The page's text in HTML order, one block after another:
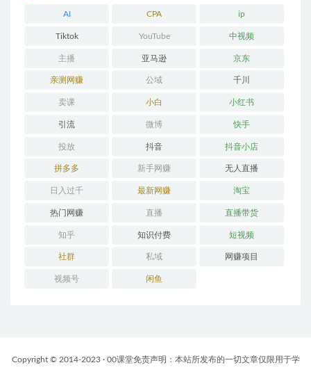
AI CPA ip
Tiktok YouTube 中视频
主播 亚马逊 京东
亲测网赚 公域 千川
卖课 小白 小红书
引流 微博 快手
投放 抖音 抖音小店
拼多多 新手网赚 无人直播
日入过千 最新网赚 淘宝
热门网赚 直播 直播带货
知乎 知识付费 短视频
社群 私域 网赚项目
视频号 闲鱼
Copyright © 2014-2023 · 00课堂免责声明：本站所发布的一切文章仅限用于学